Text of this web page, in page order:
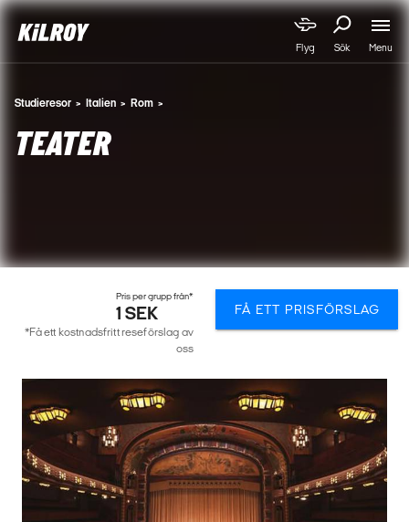
Flyg Sök Menu
Studieresor Italien Rom
TEATER
Pris per grupp från*
1 SEK
*Få ett kostnadsfritt reseförslag av
oss
FÅ ETT PRISFÖRSLAG